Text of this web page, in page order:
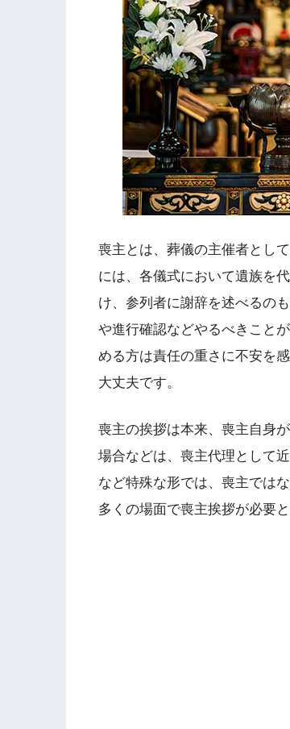
喪主とは、葬儀の主催者とし
には、各儀式において遺族を
け、参列者に謝辞を述べるの
や進行確認などやるべきこと
める方は責任の重さに不安を
大丈夫です。
喪主の挨拶は本来、喪主自身
場合などは、喪主代理として
など特殊な形では、喪主では
多くの場面で喪主挨拶が必要